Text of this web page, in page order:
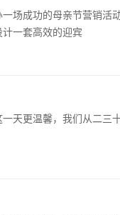
场成功的母亲节营销
一套高效的迎宾
天更温馨，我们从二